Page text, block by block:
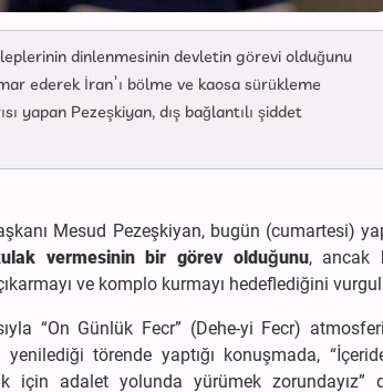
dinlenmesinin devletin görevi olduğunu
ederek İran’ı bölme ve kaosa sürükleme
yapan Pezeşkiyan, dış bağlantılı şiddet
Mesud Pezeşkiyan, bugün (cumartesi)
vermesinin bir görev olduğunu, ancak
ve komplo kurmayı hedeflediğini
“On Günlük Fecr” (Dehe-yi Fecr)
törende yaptığı konuşmada,
için adalet yolunda yürümek zorundayız”